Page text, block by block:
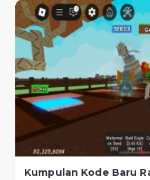
Kumpulan Kode Baru